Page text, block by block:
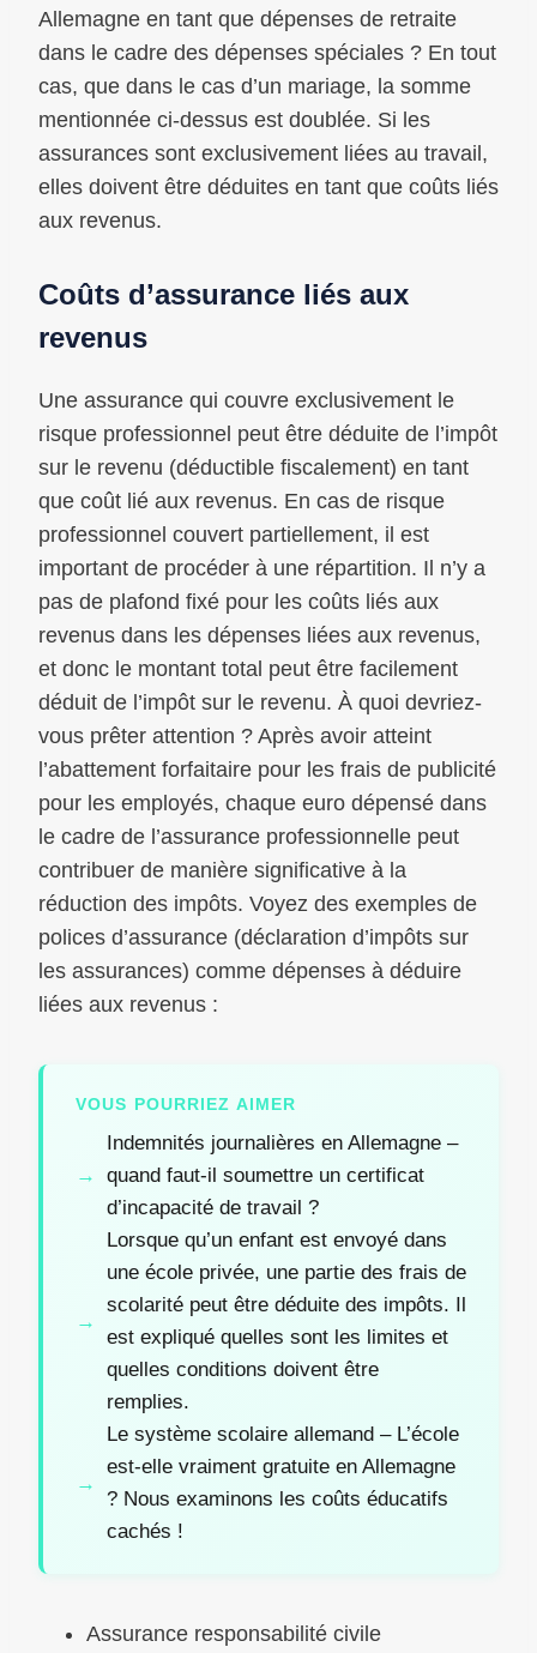
Allemagne en tant que dépenses de retraite
dans le cadre des dépenses spéciales ? En tout
cas, que dans le cas d’un mariage, la somme
mentionnée ci-dessus est doublée. Si les
assurances sont exclusivement liées au travail,
elles doivent être déduites en tant que coûts liés
aux revenus.
Coûts d’assurance liés aux
revenus
Une assurance qui couvre exclusivement le
risque professionnel peut être déduite de l’impôt
sur le revenu (déductible fiscalement) en tant
que coût lié aux revenus. En cas de risque
professionnel couvert partiellement, il est
important de procéder à une répartition. Il n’y a
pas de plafond fixé pour les coûts liés aux
revenus dans les dépenses liées aux revenus,
et donc le montant total peut être facilement
déduit de l’impôt sur le revenu. À quoi devriez-
vous prêter attention ? Après avoir atteint
l’abattement forfaitaire pour les frais de publicité
pour les employés, chaque euro dépensé dans
le cadre de l’assurance professionnelle peut
contribuer de manière significative à la
réduction des impôts. Voyez des exemples de
polices d’assurance (déclaration d’impôts sur
les assurances) comme dépenses à déduire
liées aux revenus :
VOUS POURRIEZ AIMER
Indemnités journalières en Allemagne –
quand faut-il soumettre un certificat
d’incapacité de travail ?
Lorsque qu’un enfant est envoyé dans
une école privée, une partie des frais de
scolarité peut être déduite des impôts. Il
est expliqué quelles sont les limites et
quelles conditions doivent être
remplies.
Le système scolaire allemand – L’école
est-elle vraiment gratuite en Allemagne
? Nous examinons les coûts éducatifs
cachés !
Assurance responsabilité civile